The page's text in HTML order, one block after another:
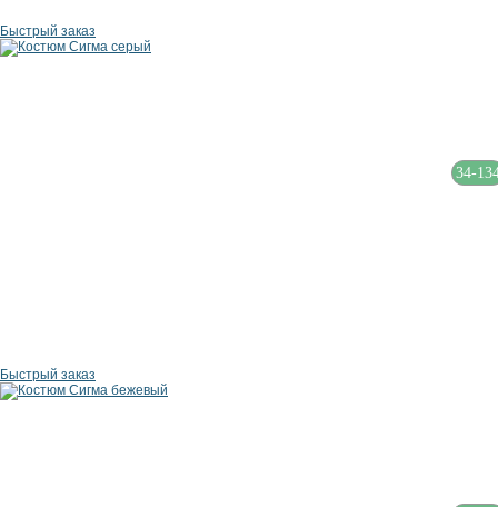
Быстрый заказ
34-
Быстрый заказ